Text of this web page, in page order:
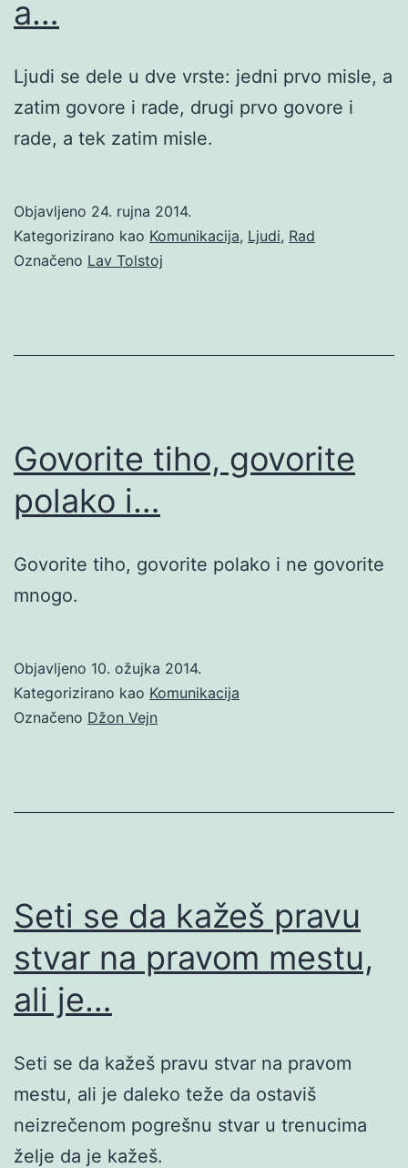
a…
Ljudi se dele u dve vrste: jedni prvo misle, a
zatim govore i rade, drugi prvo govore i
rade, a tek zatim misle.
Objavljeno 24. rujna 2014.
Kategorizirano kao Komunikacija, Ljudi, Rad
Označeno Lav Tolstoj
Govorite tiho, govorite
polako i…
Govorite tiho, govorite polako i ne govorite
mnogo.
Objavljeno 10. ožujka 2014.
Kategorizirano kao Komunikacija
Označeno Džon Vejn
Seti se da kažeš pravu
stvar na pravom mestu,
ali je…
Seti se da kažeš pravu stvar na pravom
mestu, ali je daleko teže da ostaviš
neizrečenom pogrešnu stvar u trenucima
želje da je kažeš.